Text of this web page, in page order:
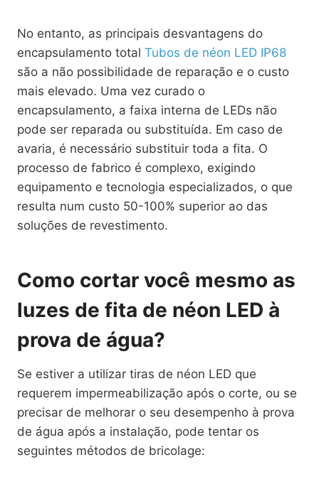
No entanto, as principais desvantagens do
encapsulamento total Tubos de néon LED IP68
são a não possibilidade de reparação e o custo
mais elevado. Uma vez curado o
encapsulamento, a faixa interna de LEDs não
pode ser reparada ou substituída. Em caso de
avaria, é necessário substituir toda a fita. O
processo de fabrico é complexo, exigindo
equipamento e tecnologia especializados, o que
resulta num custo 50-100% superior ao das
soluções de revestimento.
Como cortar você mesmo as
luzes de fita de néon LED à
prova de água?
Se estiver a utilizar tiras de néon LED que
requerem impermeabilização após o corte, ou se
precisar de melhorar o seu desempenho à prova
de água após a instalação, pode tentar os
seguintes métodos de bricolage: